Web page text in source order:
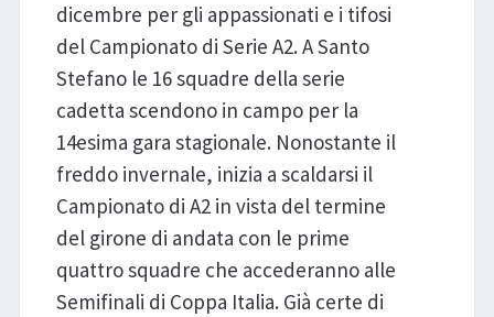
dicembre per gli appassionati e i tifosi
del Campionato di Serie A2. A Santo
Stefano le 16 squadre della serie
cadetta scendono in campo per la
14esima gara stagionale. Nonostante il
freddo invernale, inizia a scaldarsi il
Campionato di A2 in vista del termine
del girone di andata con le prime
quattro squadre che accederanno alle
Semifinali di Coppa Italia. Già certe di